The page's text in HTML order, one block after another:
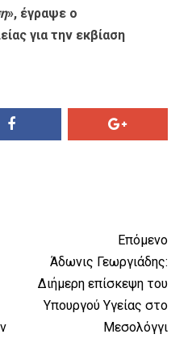
», έγραψε ο
για την εκβίαση
Επόμενο
Άδωνις Γεωργιάδης:
Διήμερη επίσκεψη του
Υπουργού Υγείας στο
Μεσολόγγι